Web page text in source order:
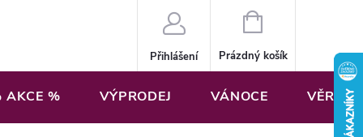
Přihlášení
NÁKUPNÍ
Prázdný košík
AKCE % VÝPRODEJ VÁNOCE